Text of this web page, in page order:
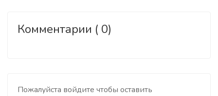
Комментарии ( 0)
Пожалуйста войдите чтобы оставить